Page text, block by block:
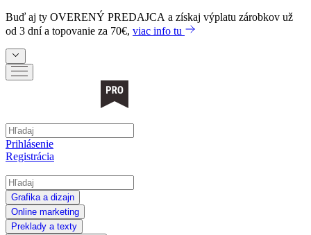
Buď aj ty OVERENÝ PREDAJCA a získaj výplatu zárobkov už
od 3 dní a topovanie za 70€, viac info tu
Prihlásenie
Registrácia
Grafika a dizajn
Online marketing
Preklady a texty